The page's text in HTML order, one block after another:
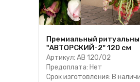
Премиальный
"АВТОРСКИЙ-2" 120 см
Артикул: АВ 120/02
Предоплата: Нет
Срок изготовления: В